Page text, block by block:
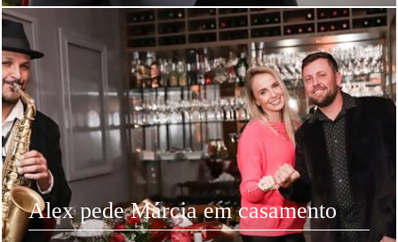
Alex pede Márcia em casamento